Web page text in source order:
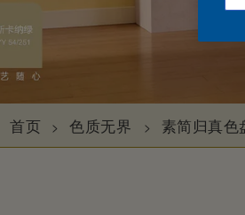
首页 > 色质无界 > 素简归真色